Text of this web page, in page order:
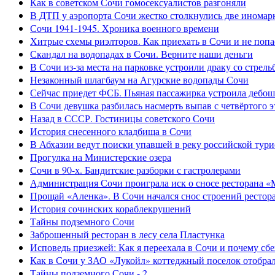
В ДТП у аэропорта Сочи жестко столкнулись две
Сочи 1941-1945. Хроника военного времени
Хитрые схемы риэлторов. Как приехать в Сочи и не
Скандал на водопадах в Сочи. Верните наши деньги
В Сочи из-за места на парковке устроили драку со
Незаконный шлагбаум на Агурские водопады Сочи
Сейчас приедет ФСБ. Пьяная пассажирка устроила
В Сочи девушка разбилась насмерть выпав с четвёртого
Назад в СССР. Гостиницы советского Сочи
История снесенного кладбища в Сочи
В Абхазии ведут поиски упавшей в реку российской
Прогулка на Министерские озера
Сочи в 90-х. Бандитские разборки с гастролерами
Администрация Сочи проиграла иск о сносе ресторана
Прощай «Аленка». В Сочи начался снос строений
История сочинских кораблекрушений
Тайны подземного Сочи
Заброшенный ресторан в лесу села Пластунка
Исповедь приезжей: Как я переехала в Сочи и почему
Как в Сочи у ЗАО «Лукойл» коттеджный поселок